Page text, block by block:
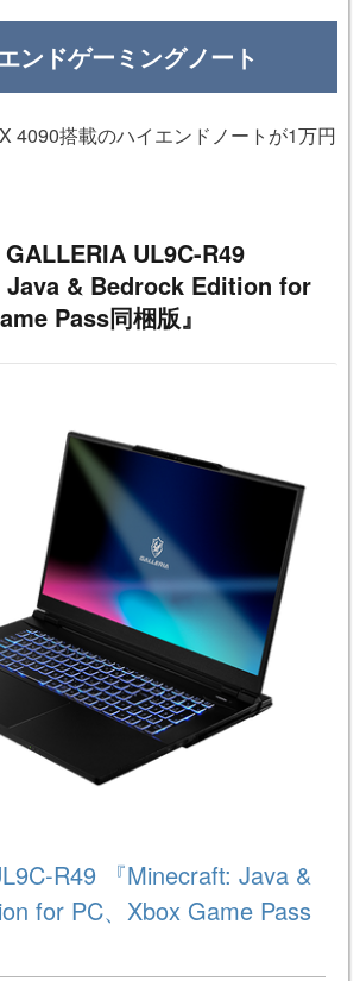
ンドゲーミングノート
4090搭載のハイエンドノートが1万円
GALLERIA UL9C-R49
Java & Bedrock Edition for
Pass同梱版』
R49 『Minecraft: Java &
for PC、Xbox Game Pass